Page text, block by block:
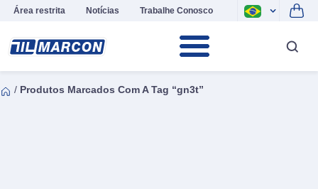
Área restrita Notícias Trabalhe Conosco
/ Produtos Marcados Com A Tag “gn3t”